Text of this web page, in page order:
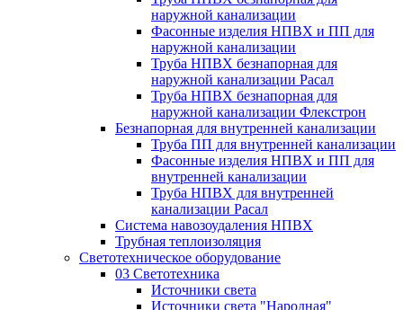
наружной канализации
Фасонные изделия НПВХ и ПП для
наружной канализации
Труба НПВХ безнапорная для
наружной канализации Расал
Труба НПВХ безнапорная для
наружной канализации Флекстрон
Безнапорная для внутренней канализации
Труба ПП для внутренней канализации
Фасонные изделия НПВХ и ПП для
внутренней канализации
Труба НПВХ для внутренней
канализации Расал
Система навозоудаления НПВХ
Трубная теплоизоляция
Светотехническое оборудование
03 Светотехника
Источники света
Источники света "Народная"